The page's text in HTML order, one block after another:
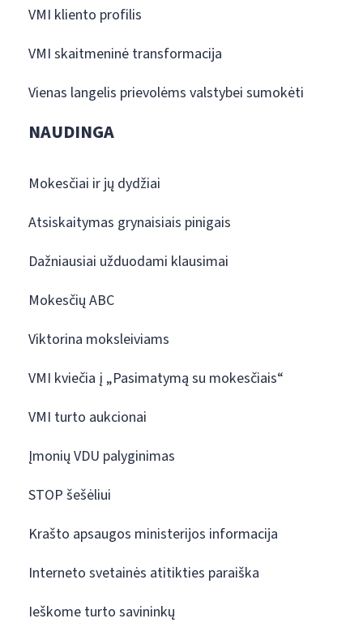
VMI kliento profilis
VMI skaitmeninė transformacija
Vienas langelis prievolėms valstybei sumokėti
NAUDINGA
Mokesčiai ir jų dydžiai
Atsiskaitymas grynaisiais pinigais
Dažniausiai užduodami klausimai
Mokesčių ABC
Viktorina moksleiviams
VMI kviečia į „Pasimatymą su mokesčiais“
VMI turto aukcionai
Įmonių VDU palyginimas
STOP šešėliui
Krašto apsaugos ministerijos informacija
Interneto svetainės atitikties paraiška
Ieškome turto savininkų